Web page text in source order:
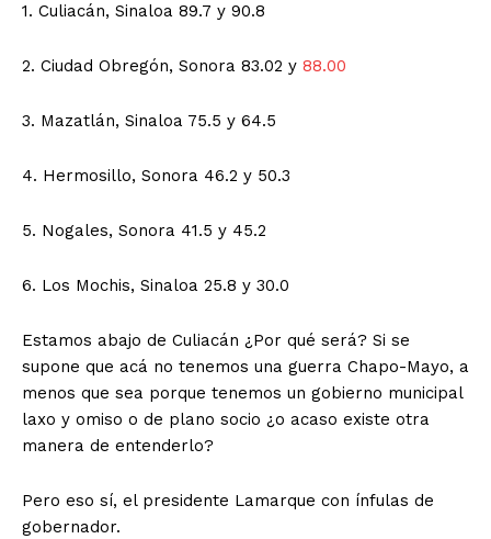
1. Culiacán, Sinaloa 89.7 y 90.8
2. Ciudad Obregón, Sonora 83.02 y 88.00
3. Mazatlán, Sinaloa 75.5 y 64.5
4. Hermosillo, Sonora 46.2 y 50.3
5. Nogales, Sonora 41.5 y 45.2
6. Los Mochis, Sinaloa 25.8 y 30.0
Estamos abajo de Culiacán ¿Por qué será? Si se
supone que acá no tenemos una guerra Chapo-Mayo, a
menos que sea porque tenemos un gobierno municipal
laxo y omiso o de plano socio ¿o acaso existe otra
manera de entenderlo?
Pero eso sí, el presidente Lamarque con ínfulas de
gobernador.